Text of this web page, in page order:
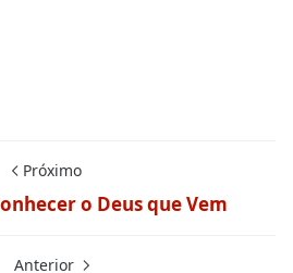
Próximo
o Deus que Vem
Anterior